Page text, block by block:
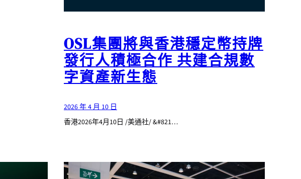
OSL集團將與香港穩定幣持牌
發行人積極合作 共建合規數
字資產新生態
2026 年 4 月 10 日
香港2026年4月10日 /美通社/ &#821…